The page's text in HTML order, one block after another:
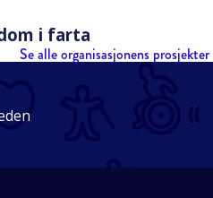
i farta
Se alle organisasjonens prosjekter